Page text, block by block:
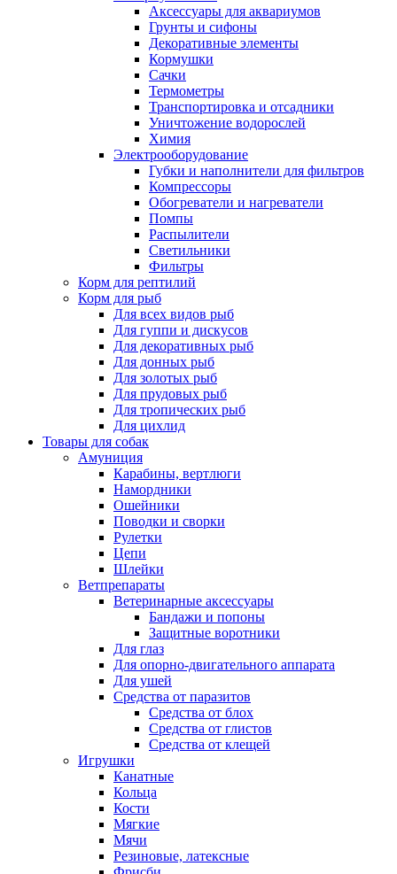
Аксессуары для аквариумов
Грунты и сифоны
Декоративные элементы
Кормушки
Сачки
Термометры
Транспортировка и отсадники
Уничтожение водорослей
Химия
Электрооборудование
Губки и наполнители для фильтров
Компрессоры
Обогреватели и нагреватели
Помпы
Распылители
Светильники
Фильтры
Корм для рептилий
Корм для рыб
Для всех видов рыб
Для гуппи и дискусов
Для декоративных рыб
Для донных рыб
Для золотых рыб
Для прудовых рыб
Для тропических рыб
Для цихлид
Товары для собак
Амуниция
Карабины, вертлюги
Намордники
Ошейники
Поводки и сворки
Рулетки
Цепи
Шлейки
Ветпрепараты
Ветеринарные аксессуары
Бандажи и попоны
Защитные воротники
Для глаз
Для опорно-двигательного аппарата
Для ушей
Средства от паразитов
Средства от блох
Средства от глистов
Средства от клещей
Игрушки
Канатные
Кольца
Кости
Мягкие
Мячи
Резиновые, латексные